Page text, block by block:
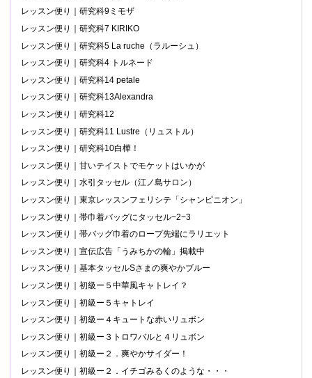
レッスン便り｜研究科9ミモザ
レッスン便り｜研究科7 KIRIKO
レッスン便り｜研究科5 La ruche（ラルーシュ）
レッスン便り｜研究科4 トルネード
レッスン便り｜研究科14 petale
レッスン便り｜研究科13Alexandra
レッスン便り｜研究科12
レッスン便り｜研究科11 Lustre（リュストル）
レッスン便り｜研究科10白樺！
レッスン便り｜甘いテイストでモケットはいかが
レッスン便り｜水引タッセル（江ノ島サロン）
レッスン便り｜東京レッスンフェリシテ「シャンピニオン」
レッスン便り｜帯巾着バッグにタッセル−2−3
レッスン便り｜帯バッグ巾着のロープ先端にラリエット
レッスン便り｜宣伝広告「うみちかの輪」掲載中
レッスン便り｜基本タッセルSさまの爽やかブルー
レッスン便り｜初級ー５中華風キャトレイ？
レッスン便り｜初級ー５キャトレイ
レッスン便り｜初級ー４キュートな赤いリュボン
レッスン便り｜初級ー３トロワバルと４リュボン
レッスン便り｜初級ー２．爽やかサイダー！
レッスン便り｜初級ー２．イチゴみるくのような・・・